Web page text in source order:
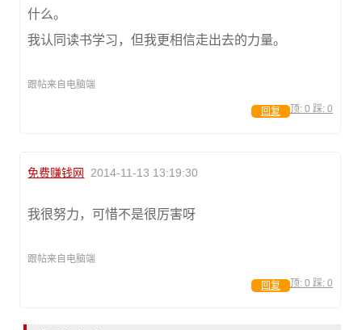
什么。
我认同读书学习，但我更相信走出去的力量。
跟帖来自电脑端
顶: 0 踩: 0
回复
免费赚钱网 2014-11-13 13:19:30
我很努力，可惜不是很厉害呀
跟帖来自电脑端
顶: 0 踩: 0
回复